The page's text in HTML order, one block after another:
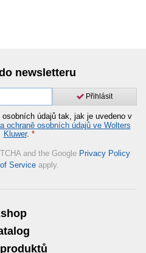
newsletteru
Přihlásit
údajů tak, jak je uvedeno v
ochraně osobních údajů ve Wolters
Kluwer. *
and the Google Privacy Policy
Service apply.